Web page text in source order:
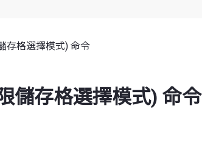
存格選擇模式) 命令
儲存格選擇模式) 命令